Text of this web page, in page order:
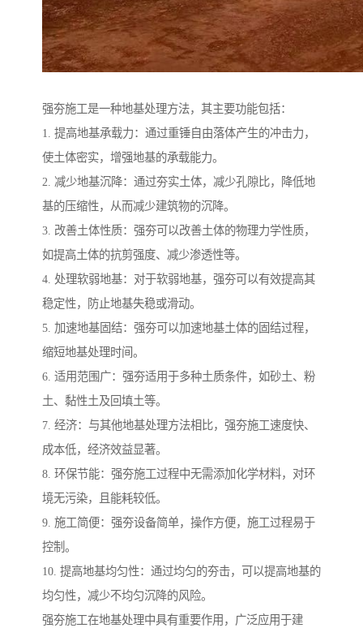
强夯施工是一种地基处理方法，其主要功能包括：
1. 提高地基承载力：通过重锤自由落体产生的冲击力，
使土体密实，增强地基的承载能力。
2. 减少地基沉降：通过夯实土体，减少孔隙比，降低地
基的压缩性，从而减少建筑物的沉降。
3. 改善土体性质：强夯可以改善土体的物理力学性质，
如提高土体的抗剪强度、减少渗透性等。
4. 处理软弱地基：对于软弱地基，强夯可以有效提高其
稳定性，防止地基失稳或滑动。
5. 加速地基固结：强夯可以加速地基土体的固结过程，
缩短地基处理时间。
6. 适用范围广：强夯适用于多种土质条件，如砂土、粉
土、黏性土及回填土等。
7. 经济：与其他地基处理方法相比，强夯施工速度快、
成本低，经济效益显著。
8. 环保节能：强夯施工过程中无需添加化学材料，对环
境无污染，且能耗较低。
9. 施工简便：强夯设备简单，操作方便，施工过程易于
控制。
10. 提高地基均匀性：通过均匀的夯击，可以提高地基的
均匀性，减少不均匀沉降的风险。
强夯施工在地基处理中具有重要作用，广泛应用于建